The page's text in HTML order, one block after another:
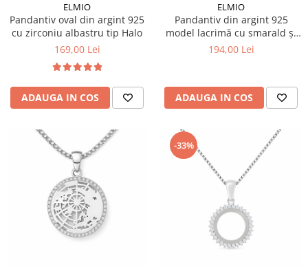
ELMIO
Pandantiv oval din argint 925
cu zirconiu albastru tip Halo
169,00 Lei
ADAUGA IN COS
ELMIO
Pandantiv din argint 925
model lacrimă cu smarald și
zirconii
194,00 Lei
ADAUGA IN COS
-33%